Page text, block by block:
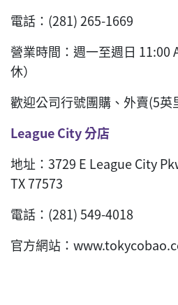
電話：(281) 265-1669
營業時間：週一至週日 11:00
休）
歡迎公司行號團購、外賣(5英
League City 分店
地址：3729 E League City
TX 77573
電話：(281) 549-4018
官方網站：